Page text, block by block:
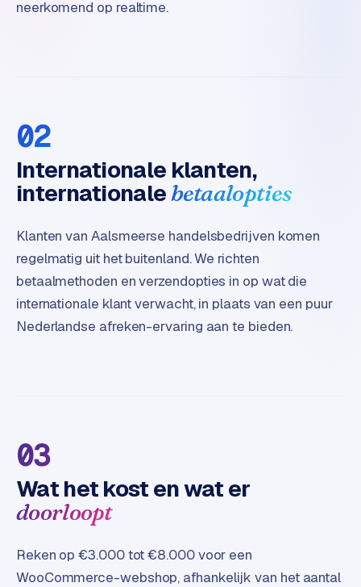
a
i
l
m
t
i
-
s
t
neerkomend op realtime.
02
Internationale klanten,
internationalebetaalopties
Klanten van Aalsmeerse handelsbedrijven komen
regelmatig uit het buitenland. We richten
betaalmethoden en verzendopties in op wat die
internationale klant verwacht, in plaats van een puur
Nederlandse afreken-ervaring aan te bieden.
03
Wat het kost en wat er
doorloopt
Reken op €3.000 tot €8.000 voor een
WooCommerce-webshop, afhankelijk van het aantal